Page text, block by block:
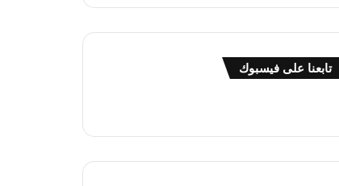
تابعنا على فيسبوك